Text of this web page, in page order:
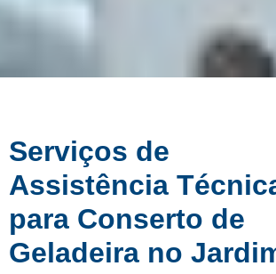
Serviços de
Assistência
para Conserto de
Geladeira no